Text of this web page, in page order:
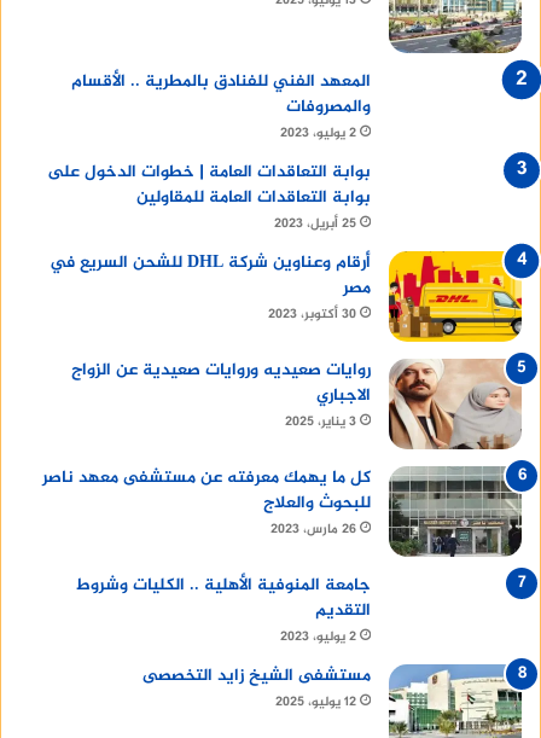
المعهد الفني للفنادق بالمطرية .. الأقسام
والمصروفات
2 يوليو، 2023
بوابة التعاقدات العامة | خطوات الدخول على
بوابة التعاقدات العامة للمقاولين
25 أبريل، 2023
أرقام وعناوين شركة DHL للشحن السريع في
مصر
30 أكتوبر، 2023
روايات صعيديه وروايات صعيدية عن الزواج
الاجباري
3 يناير، 2025
كل ما يهمك معرفته عن مستشفى معهد ناصر
للبحوث والعلاج
26 مارس، 2023
جامعة المنوفية الأهلية .. الكليات وشروط
التقديم
2 يوليو، 2023
مستشفى الشيخ زايد التخصصى
12 يوليو، 2025